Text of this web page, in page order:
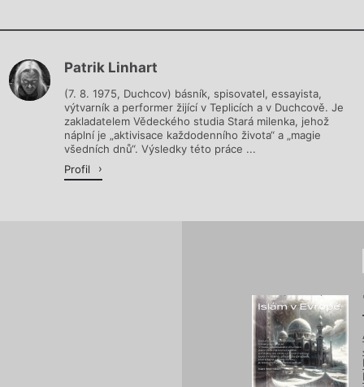
Chviličku.
Patrik Linhart
(7. 8. 1975, Duchcov) básník, spisovatel, essayista,
výtvarník a performer žijící v Teplicích a v Duchcově. Je
zakladatelem Vědeckého studia Stará milenka, jehož
náplní je „aktivisace každodenního života“ a „magie
všedních dnů“. Výsledky této práce ...
Profil